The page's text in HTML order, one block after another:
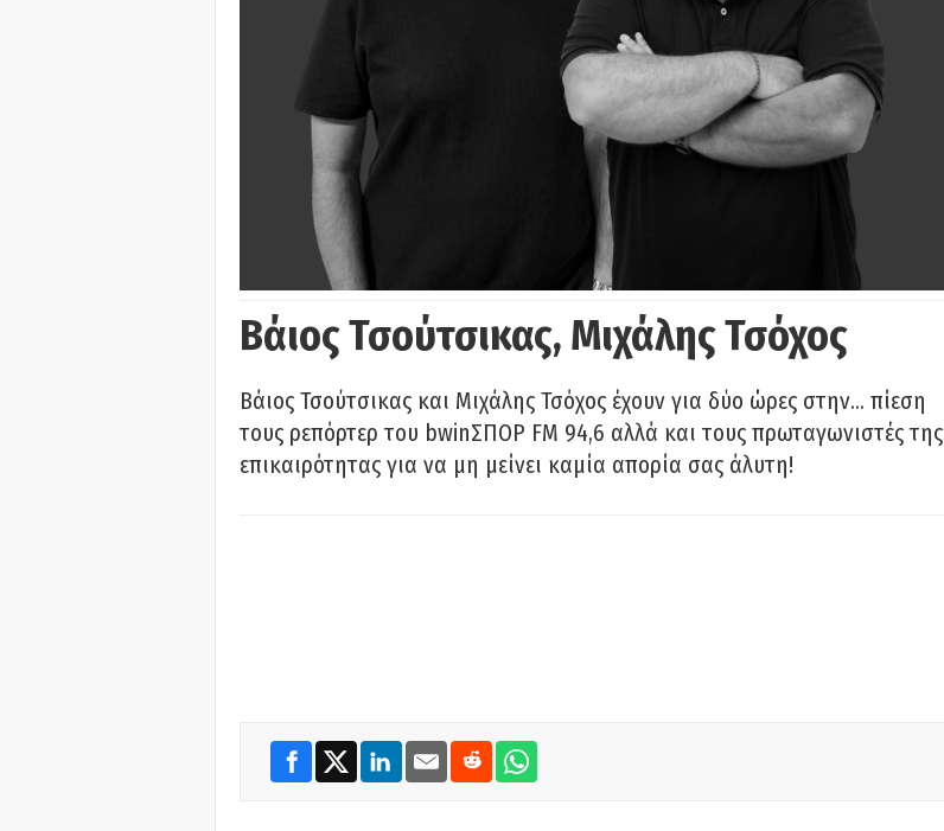
Βάιος Τσούτσικας, Μιχάλης Τσόχος
Βάιος Τσούτσικας και Μιχάλης Τσόχος έχουν για δύο ώρες στην… πίεση
τους ρεπόρτερ του bwinΣΠΟΡ FM 94,6 αλλά και τους πρωταγωνιστές της
επικαιρότητας για να μη μείνει καμία απορία σας άλυτη!